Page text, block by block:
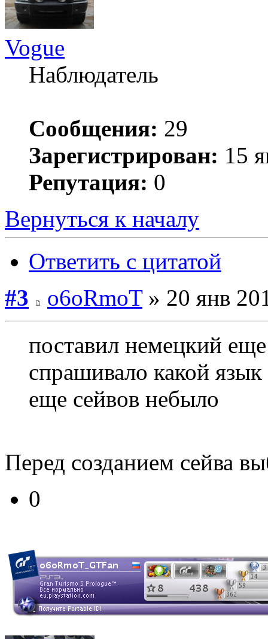
Vogue
Наблюдатель
Сообщения: 29
Зарегистрирован: 15
Репутация: 0
Вернуться к началу
Ответить с цитатой
#3
o6oRmoT» 20 янв
поставил немецкий
спрашивало какой
еще сейвов небыло
Перед созданием сейва
0